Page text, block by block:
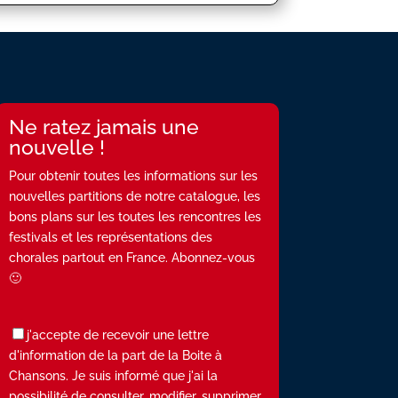
Ne ratez jamais une
nouvelle !
Pour obtenir toutes les informations sur les
nouvelles partitions de notre catalogue, les
bons plans sur les toutes les rencontres les
festivals et les représentations des
chorales partout en France. Abonnez-vous
🙂
j'accepte de recevoir une lettre
d'information de la part de la Boite à
Chansons. Je suis informé que j'ai la